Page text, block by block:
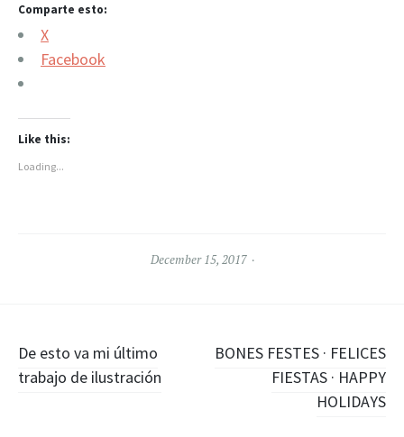
Comparte esto:
X
Facebook
Like this:
Loading...
December 15, 2017
navigation
De esto va mi último
trabajo de ilustración
BONES FESTES · FELICES
FIESTAS · HAPPY
HOLIDAYS